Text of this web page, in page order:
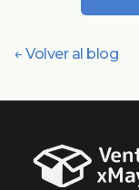
← Volver al blog